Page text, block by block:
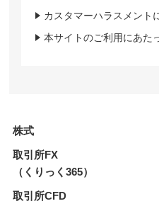
カスタマーハラスメント
本サイトのご利用にあた
株式
取引所FX
（くりっく365）
取引所CFD